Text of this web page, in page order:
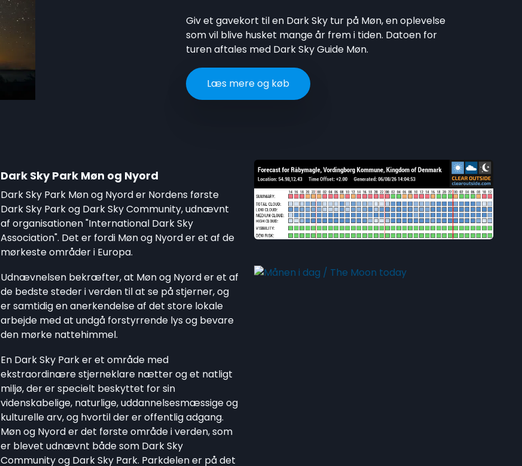
Giv et gavekort til en Dark Sky tur på Møn, en oplevelse
som vil blive husket mange år frem i tiden. Datoen for
turen aftales med Dark Sky Guide Møn.
Læs mere og køb
Dark Sky Park Møn og Nyord
Dark Sky Park Møn og Nyord er Nordens første
Dark Sky Park og Dark Sky Community, udnævnt
af organisationen "International Dark Sky
Association". Det er fordi Møn og Nyord er et af de
mørkeste områder i Europa.
Udnævnelsen bekræfter, at Møn og Nyord er et af
de bedste steder i verden til at se på stjerner, og
er samtidig en anerkendelse af det store lokale
arbejde med at undgå forstyrrende lys og bevare
den mørke nattehimmel.
En Dark Sky Park er et område med
ekstraordinære stjerneklare nætter og et natligt
miljø, der er specielt beskyttet for sin
videnskabelige, naturlige, uddannelsesmæssige og
kulturelle arv, og hvortil der er offentlig adgang.
Møn og Nyord er det første område i verden, som
er blevet udnævnt både som Dark Sky
Community og Dark Sky Park. Parkdelen er på det